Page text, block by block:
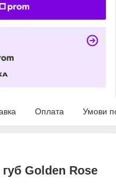
Оплата Умови
Golden Rose